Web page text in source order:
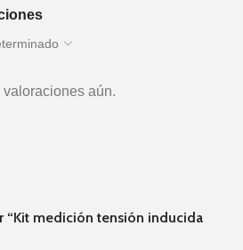
valoraciones aún.
“Kit medición tensión inducida